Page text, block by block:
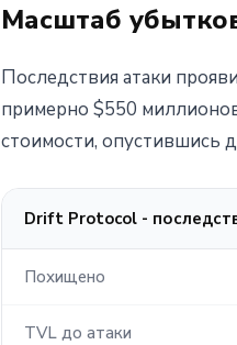
Масштаб
Последствия атаки
примерно $550
стоимости, опустившись
Drift Protocol -
Похищено
TVL до атаки